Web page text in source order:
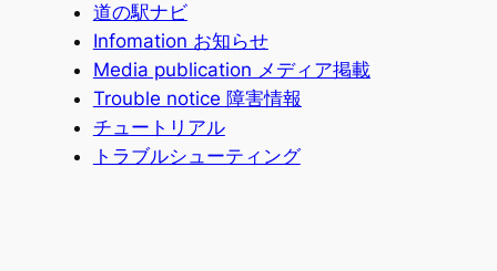
道の駅ナビ
Infomation お知らせ
Media publication メディア掲載
Trouble notice 障害情報
チュートリアル
トラブルシューティング